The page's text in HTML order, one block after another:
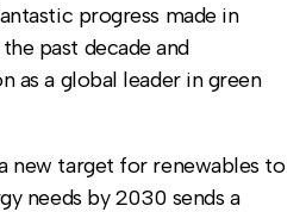
progress made in
past decade and
as a global leader in green
new target for renewables to
needs by 2030 sends a